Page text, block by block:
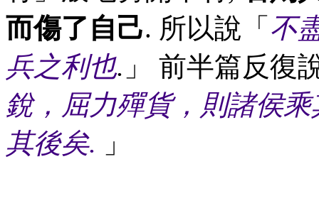
而傷了自己. 所以說「 不
兵之利也. 」 前半篇反復
銳，屈力殫貨，則諸侯
其後矣.
」